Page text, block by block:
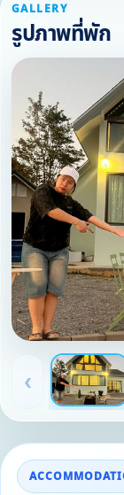
GALLERY
รูปภาพที่พัก
‹